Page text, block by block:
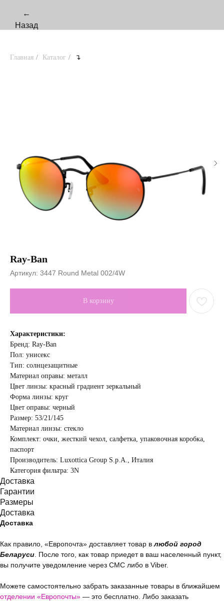
←
Назад
Главная / Каталог / ↴
Ray-Ban
Артикул: 3447 Round Metal 002/4W
В корзину
Характеристики:
Бренд: Ray-Ban
Пол: унисекс
Тип: солнцезащитные
Материал оправы: металл
Цвет линзы: красный градиент зеркальный
Форма линзы: круг
Цвет оправы: черный
Размер: 53/21/145
Материал линзы: стекло
Комплект: очки, жесткий чехол, салфетка, упаковочная коробка,
паспорт
Производитель: Luxottica Group S.p.A., Италия
Категория фильтра: 3N
Доставка
Гарантии
Размеры
Доставка
Доставка
Как правило, «Европочта» доставляет товар влюбой город
Беларуси . После того, как товар приедет в ваш населенный пункт,
вы получите уведомление через СМС либо в Viber.
Можете самостоятельно забрать заказанные товары в ближайшем
отделении «Европочты» — это бесплатно. Либо заказать